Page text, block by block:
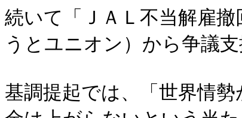
続いて「ＪＡＬ不当解雇
うとユニオン）から争議支
基調提起では、「世界情